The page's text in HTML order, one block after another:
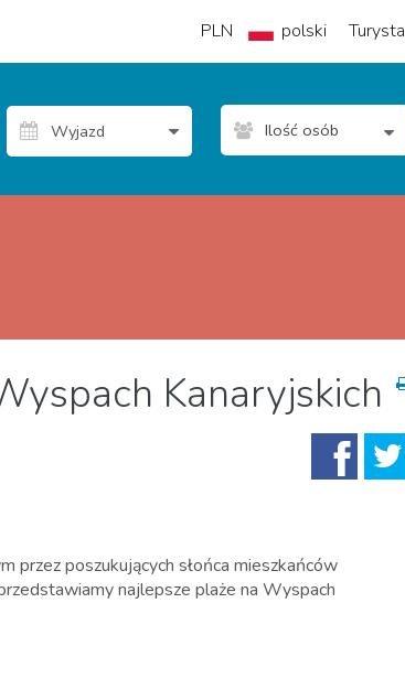
PLN polski Turysta
Ilość osób
Kanaryjskich
przez poszukujących słońca mieszkańców
najlepsze plaże na Wyspach